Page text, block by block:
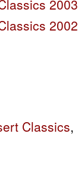
2003
2002
Classics,